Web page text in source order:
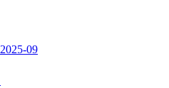
2025-09